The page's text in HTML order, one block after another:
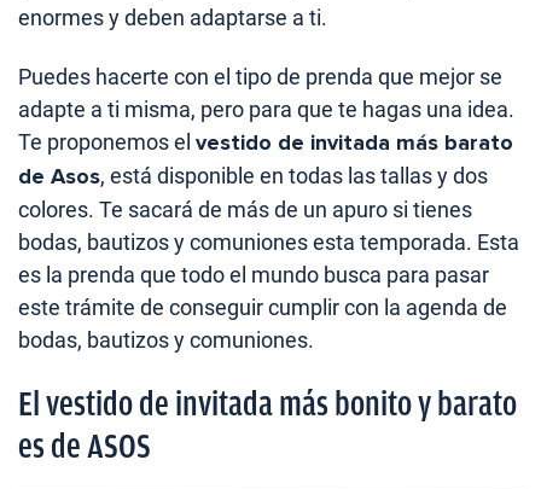
enormes y deben adaptarse a ti.
Puedes hacerte con el tipo de prenda que mejor se
adapte a ti misma, pero para que te hagas una idea.
Te proponemos el vestido de invitada más barato
de Asos, está disponible en todas las tallas y dos
colores. Te sacará de más de un apuro si tienes
bodas, bautizos y comuniones esta temporada. Esta
es la prenda que todo el mundo busca para pasar
este trámite de conseguir cumplir con la agenda de
bodas, bautizos y comuniones.
El vestido de invitada más bonito y barato
es de ASOS